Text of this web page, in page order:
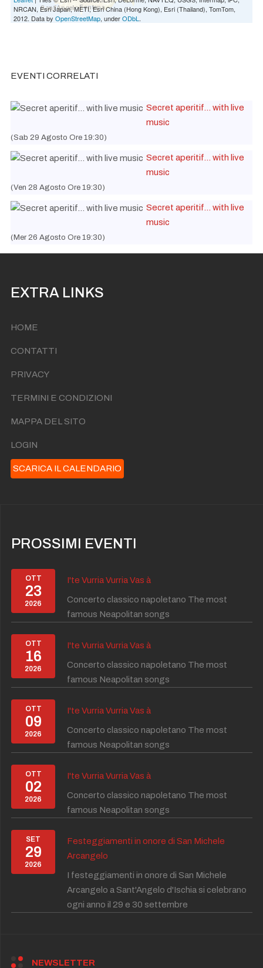
NRCAN, Esri Japan, METI, Esri China (Hong Kong), Esri (Thailand), TomTom,
2012. Data by OpenStreetMap, underODbL .
EVENTI CORRELATI
Secret aperitif... with live
music
(Sab 29 Agosto Ore 19:30)
Secret aperitif... with live
music
(Ven 28 Agosto Ore 19:30)
Secret aperitif... with live
music
(Mer 26 Agosto Ore 19:30)
EXTRA LINKS
HOME
CONTATTI
PRIVACY
TERMINI E CONDIZIONI
MAPPA DEL SITO
LOGIN
SCARICA IL CALENDARIO
PROSSIMI EVENTI
OTT
23
2026
I'te Vurria Vurria Vas à
Concerto classico napoletano The most
famous Neapolitan songs
OTT
16
2026
I'te Vurria Vurria Vas à
Concerto classico napoletano The most
famous Neapolitan songs
OTT
09
2026
I'te Vurria Vurria Vas à
Concerto classico napoletano The most
famous Neapolitan songs
OTT
02
2026
I'te Vurria Vurria Vas à
Concerto classico napoletano The most
famous Neapolitan songs
SET
29
2026
Festeggiamenti in onore di San Michele
Arcangelo
I festeggiamenti in onore di San Michele
Arcangelo a Sant'Angelo d'Ischia si celebrano
ogni anno il 29 e 30 settembre
NEWSLETTER